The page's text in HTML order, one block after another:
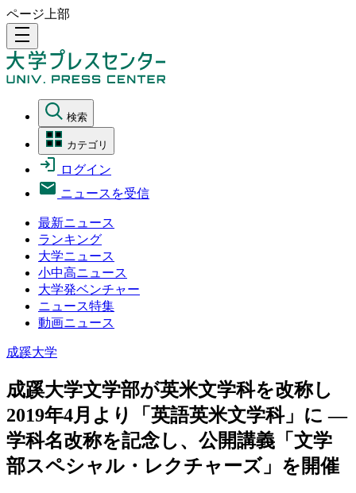
ページ上部
density_medium
検索
カテゴリ
ログイン
ニュースを受信
最新ニュース
ランキング
大学ニュース
小中高ニュース
大学発ベンチャー
ニュース特集
動画ニュース
成蹊大学
成蹊大学文学部が英米文学科を改称し
2019年4月より「英語英米文学科」に —
学科名改称を記念し、公開講義「文学
部スペシャル・レクチャーズ」を開催